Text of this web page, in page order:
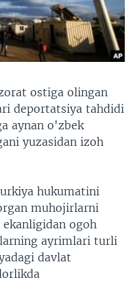
ostiga olingan
deportatsiya tahdidi
aynan o'zbek
yuzasidan izoh
hukumatini
muhojirlarni
ogoh
ayrimlari turli
davlat